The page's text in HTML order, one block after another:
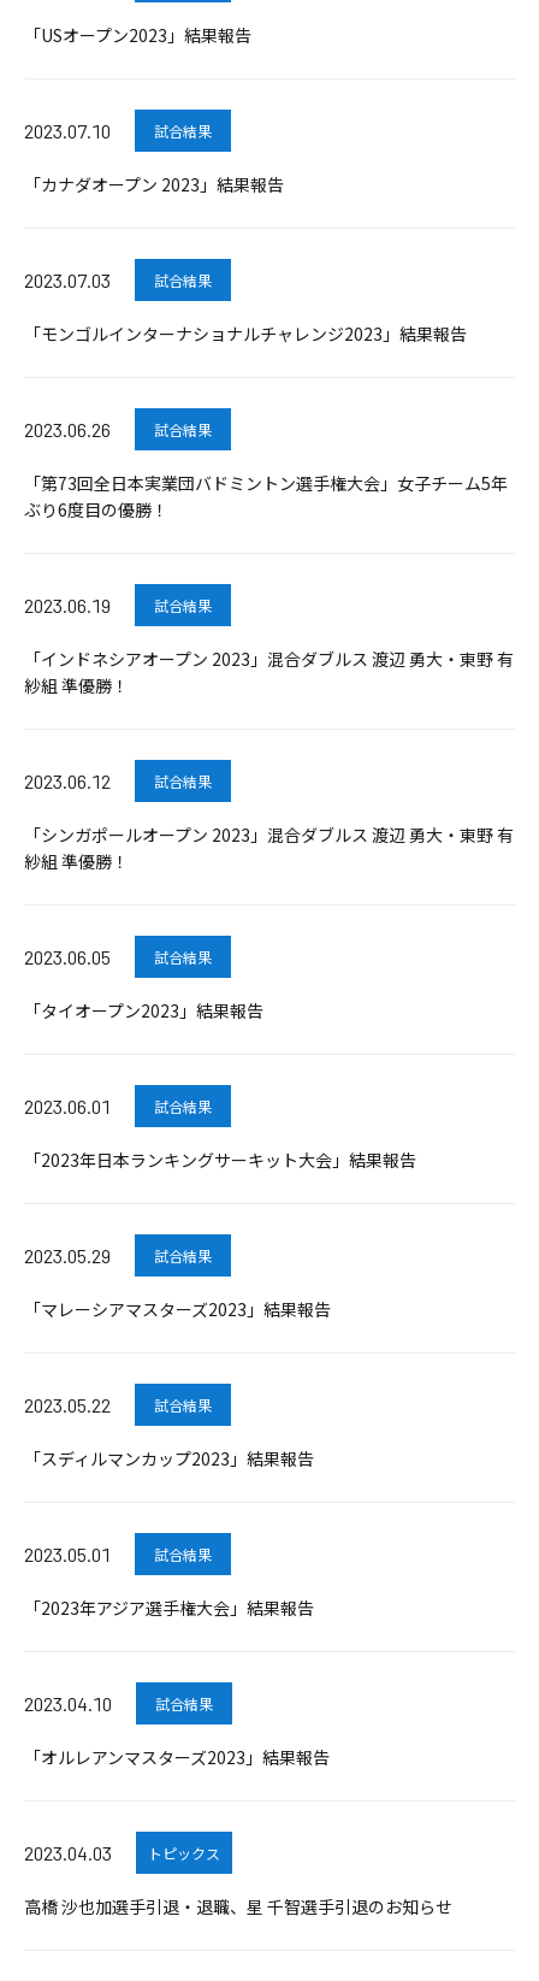
「USオープン2023」結果報告
2023.07.10 試合結果
「カナダオープン 2023」結果報告
2023.07.03 試合結果
「モンゴルインターナショナルチャレンジ2023」結果報告
2023.06.26 試合結果
「第73回全日本実業団バドミントン選手権大会」女子チーム5年
ぶり6度目の優勝！
2023.06.19 試合結果
「インドネシアオープン 2023」混合ダブルス 渡辺 勇大・東野 有
紗組 準優勝！
2023.06.12 試合結果
「シンガポールオープン 2023」混合ダブルス 渡辺 勇大・東野 有
紗組 準優勝！
2023.06.05 試合結果
「タイオープン2023」結果報告
2023.06.01 試合結果
「2023年日本ランキングサーキット大会」結果報告
2023.05.29 試合結果
「マレーシアマスターズ2023」結果報告
2023.05.22 試合結果
「スディルマンカップ2023」結果報告
2023.05.01 試合結果
「2023年アジア選手権大会」結果報告
2023.04.10 試合結果
「オルレアンマスターズ2023」結果報告
2023.04.03 トピックス
高橋 沙也加選手引退・退職、星 千智選手引退のお知らせ